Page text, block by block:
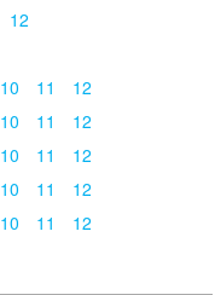
12
10 11
12
10 11
12
10 11
12
10 11
12
10 11
12